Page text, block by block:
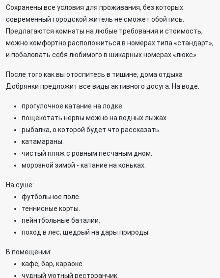
Сохранены все условия для проживания, без которых
современный городской житель не сможет обойтись.
Предлагаются комнаты на любые требования и стоимость,
можно комфортно расположиться в номерах типа «стандарт»,
и побаловать себя любимого в шикарных номерах «люкс».
После того как вы отоспитесь в тишине, дома отдыха
Добрянки предложит все виды активного досуга. На воде:
прогулочное катание на лодке.
пощекотать нервы можно на водных лыжах.
рыбалка, о которой будет что рассказать.
катамараны.
чистый пляж с ровным песчаным дном.
морозной зимой - катание на коньках.
На суше:
футбольное поле.
теннисные корты.
пейнтбольные баталии.
поход в лес, щедрый на дары природы.
В помещении:
кафе, бар, караоке.
чудный уютный ресторанчик.